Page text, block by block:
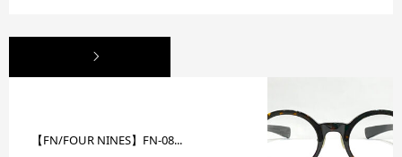
【FN/FOUR NINES】FN-08...